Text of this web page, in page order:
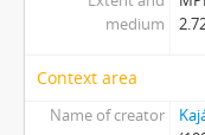
[Subseries]
[Subseries]
[Subseries]
medium
Context area
Name of creator